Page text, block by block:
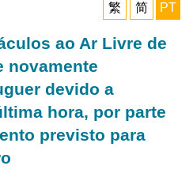
繁
简 PT
ao Ar Livre de
novamente
devido a
hora, por parte
previsto para